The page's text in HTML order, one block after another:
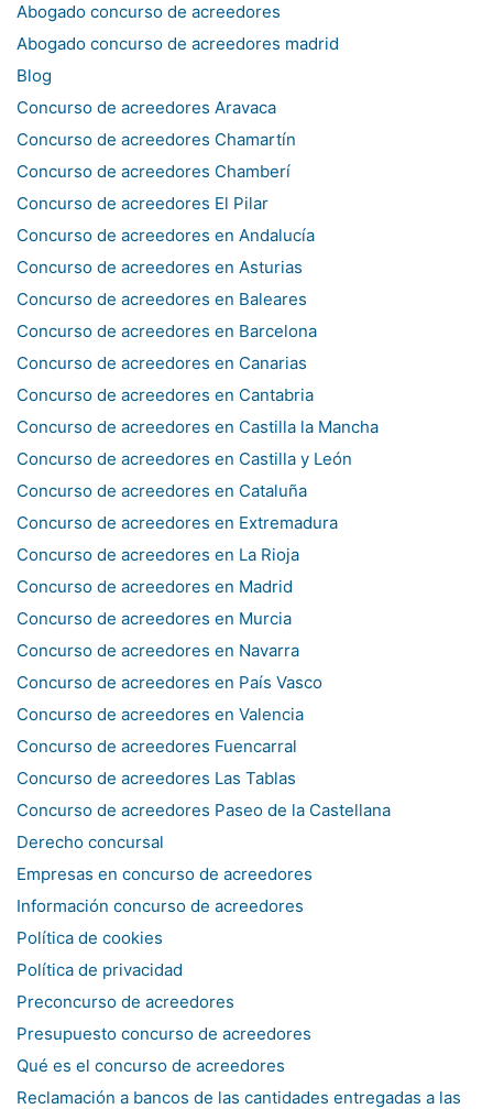
Abogado concurso de acreedores
Abogado concurso de acreedores madrid
Blog
Concurso de acreedores Aravaca
Concurso de acreedores Chamartín
Concurso de acreedores Chamberí
Concurso de acreedores El Pilar
Concurso de acreedores en Andalucía
Concurso de acreedores en Asturias
Concurso de acreedores en Baleares
Concurso de acreedores en Barcelona
Concurso de acreedores en Canarias
Concurso de acreedores en Cantabria
Concurso de acreedores en Castilla la Mancha
Concurso de acreedores en Castilla y León
Concurso de acreedores en Cataluña
Concurso de acreedores en Extremadura
Concurso de acreedores en La Rioja
Concurso de acreedores en Madrid
Concurso de acreedores en Murcia
Concurso de acreedores en Navarra
Concurso de acreedores en País Vasco
Concurso de acreedores en Valencia
Concurso de acreedores Fuencarral
Concurso de acreedores Las Tablas
Concurso de acreedores Paseo de la Castellana
Derecho concursal
Empresas en concurso de acreedores
Información concurso de acreedores
Política de cookies
Política de privacidad
Preconcurso de acreedores
Presupuesto concurso de acreedores
Qué es el concurso de acreedores
Reclamación a bancos de las cantidades entregadas a las